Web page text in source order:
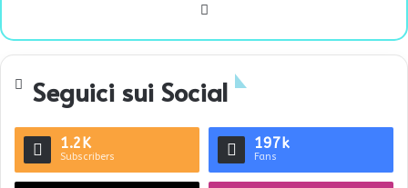
te
Seguici sui Social
1.2K
Subscribers
197k
Fans